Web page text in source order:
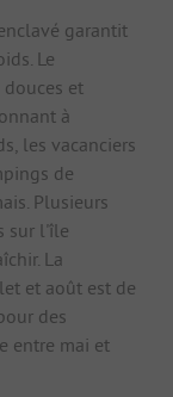
garantit
Le
et
à
les vacanciers
de
Plusieurs
sur l'île
La
et août est de
des
entre mai et